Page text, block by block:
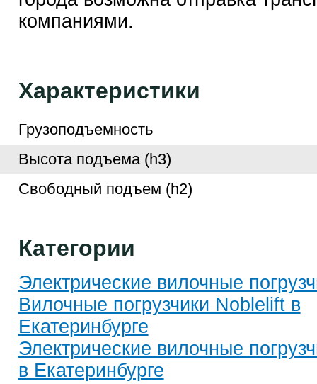
компаниями.
Характеристики
Грузоподъемность
Высота подъема (h3)
Свободный подъем (h2)
Категории
Электрические вилочные
Вилочные погрузчики Noblelift в
Екатеринбурге
Электрические вилочные
в Екатеринбурге